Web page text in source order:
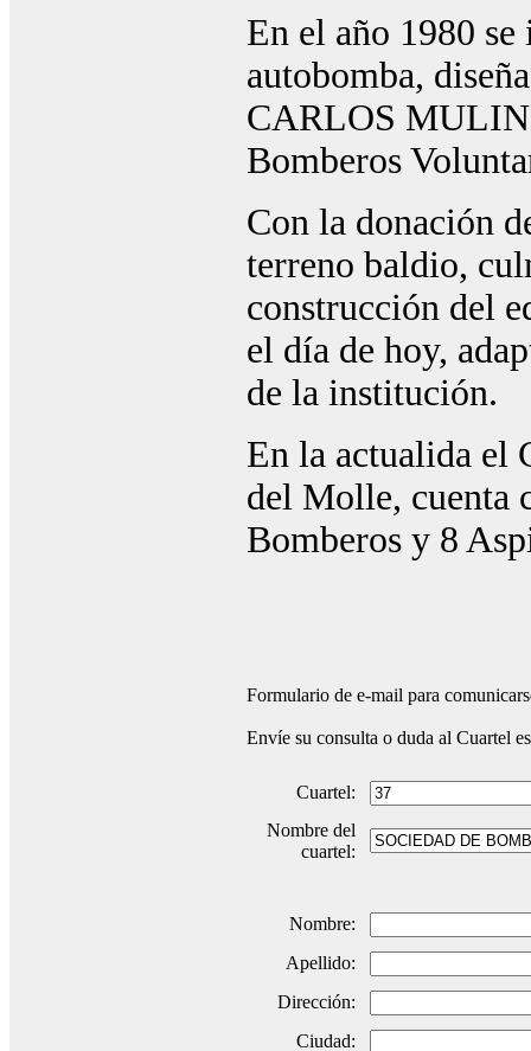
En el año 1980
autobomba,
CARLOS
Bomberos
Con la donación
terreno baldio,
construcción del
el día de hoy,
de la institución.
En la actualida el
del Molle, cuenta
Bomberos y 8
Formulario de e-mail para
Envíe su consulta o duda al Cuartel
Cuartel:
Nombre del
cuartel:
Nombre:
Apellido:
Dirección:
Ciudad: